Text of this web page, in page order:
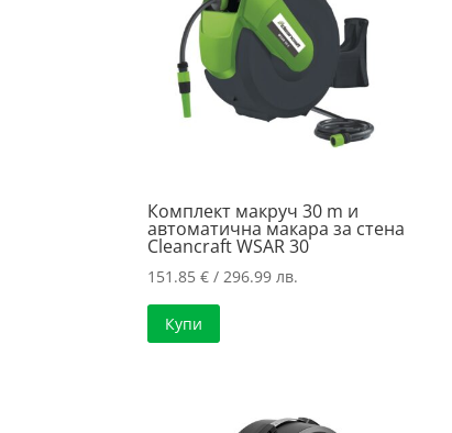
Комплект макруч 30 m и
автоматична макара за стена
Cleancraft WSAR 30
151.85€ / 296.99 лв.
Купи